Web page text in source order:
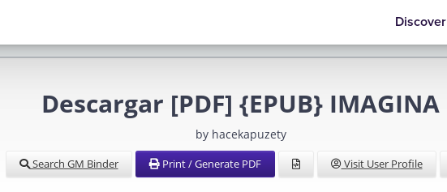
Discover
Descargar [PDF] {EPUB} IMAGINA
by hacekapuzety
Search GM Binder Print / Generate PDF Visit User Profile